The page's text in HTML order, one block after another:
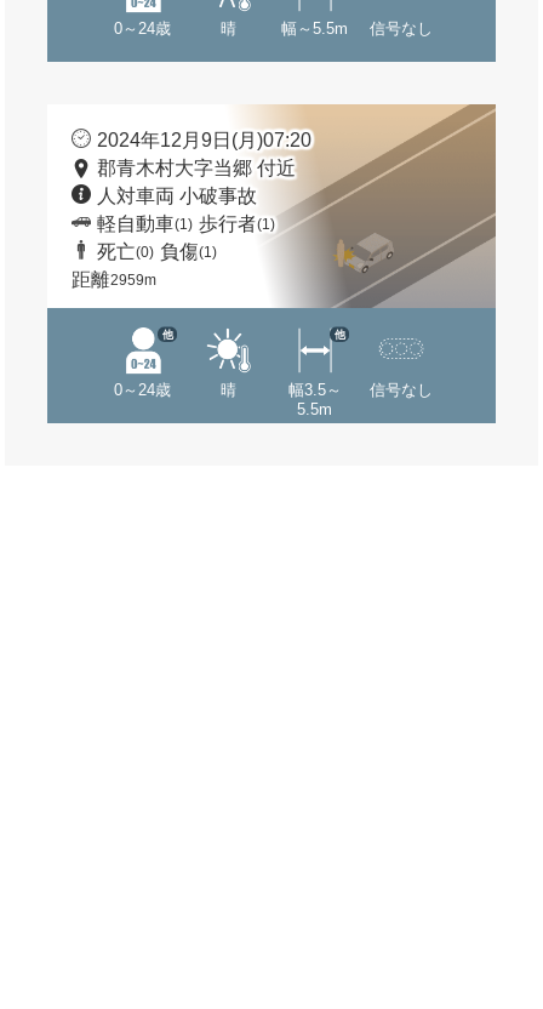
0～24歳 晴 幅～5.5m 信号なし
2024年12月9日(月)07:20
郡青木村大字当郷 付近
人対車両 小破事故
軽自動車(1) 歩行者(1)
死亡(0) 負傷(1)
距離2959m
0～24歳
他
晴
幅3.5～
5.5m
他
信号なし